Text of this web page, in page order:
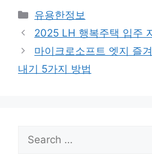
Categories
유용한정보
2025 LH 행복주택 입주
마이크로소프트 엣지 즐
내기 5가지 방법
for: